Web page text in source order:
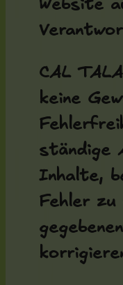
CAL
keine
ständige
Inhalte,
Fehler zu